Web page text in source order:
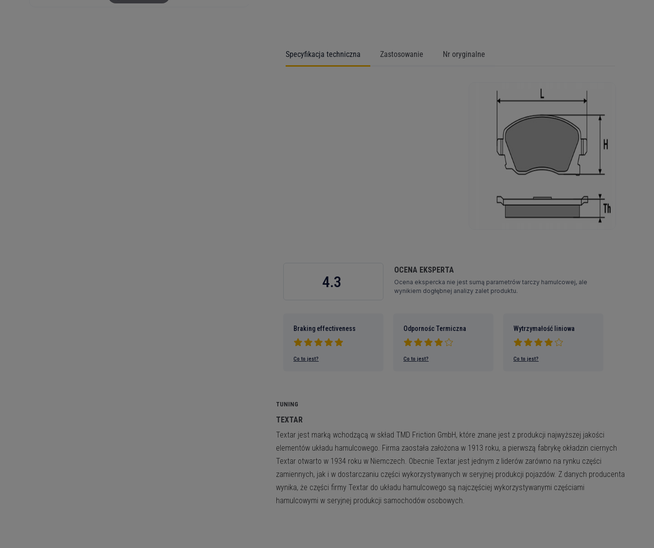
Specyfikacja techniczna Zastosowanie Nr oryginalne
4.3
OCENA EKSPERTA
Ocena ekspercka nie jest sumą parametrów tarczy hamulcowej, ale
wynikiem dogłębnej analizy zalet produktu.
Braking effectiveness
Co to jest?
Odpornośc Termiczna
Co to jest?
Wytrzymałość liniowa
Co to jest?
TUNING
TEXTAR
Textar jest marką wchodzącą w skład TMD Friction GmbH, które znane jest z produkcji najwyższej jakości
elementów układu hamulcowego. Firma zaostała założona w 1913 roku, a pierwszą fabrykę okładzin ciernych
Textar otwarto w 1934 roku w Niemczech. Obecnie Textar jest jednym z liderów zarówno na rynku części
zamiennych, jak i w dostarczaniu części wykorzystywanych w seryjnej produkcji pojazdów. Z danych producenta
wynika, że części firmy Textar do układu hamulcowego są najczęściej wykorzystywanymi częściami
hamulcowymi w seryjnej produkcji samochodów osobowych.
GDZIE GO SPRAWDZIĆ?
CZYM JEST NUMER KBA?
Please select and accept your Cookies Group
Niezbędne pliki cookie umożliwiają podstawową funkcjonalność witryny. Bez tych plików
cookie strona internetowa nie będzie mogła działać prawidłowo. Pomagają uczynić
witrynę użyteczną, udostępniając podstawowe funkcje.
Marketingowe pliki cookie służą do śledzenia i gromadzenia działań odwiedzających na
stronie internetowej. Pliki cookies przechowują dane użytkowników i informacje o
zachowaniu, co pozwala usługom reklamowym docierać do większej liczby grup
Google Nie masz konta?
Zarejestruj się tutaj
Korzyści z własnego konta:
- dostęp do ciekawych promocji, kodów zniżkowych i